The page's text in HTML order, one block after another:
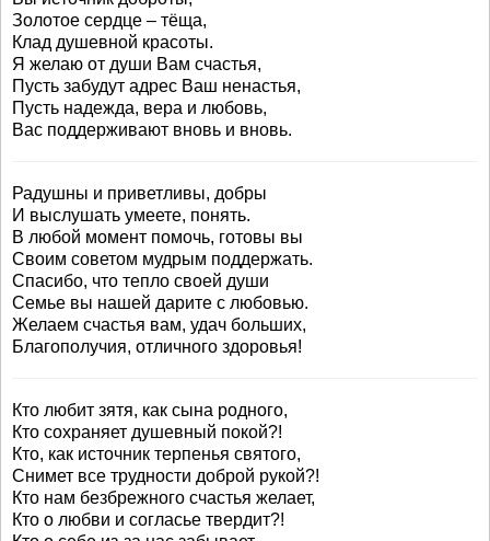
Золотое сердце – тёща,
Клад душевной красоты.
Я желаю от души Вам счастья,
Пусть забудут адрес Ваш ненастья,
Пусть надежда, вера и любовь,
Вас поддерживают вновь и вновь.
Радушны и приветливы, добры
И выслушать умеете, понять.
В любой момент помочь, готовы вы
Своим советом мудрым поддержать.
Спасибо, что тепло своей души
Семье вы нашей дарите с любовью.
Желаем счастья вам, удач больших,
Благополучия, отличного здоровья!
Кто любит зятя, как сына родного,
Кто сохраняет душевный покой?!
Кто, как источник терпенья святого,
Снимет все трудности доброй рукой?!
Кто нам безбрежного счастья желает,
Кто о любви и согласье твердит?!